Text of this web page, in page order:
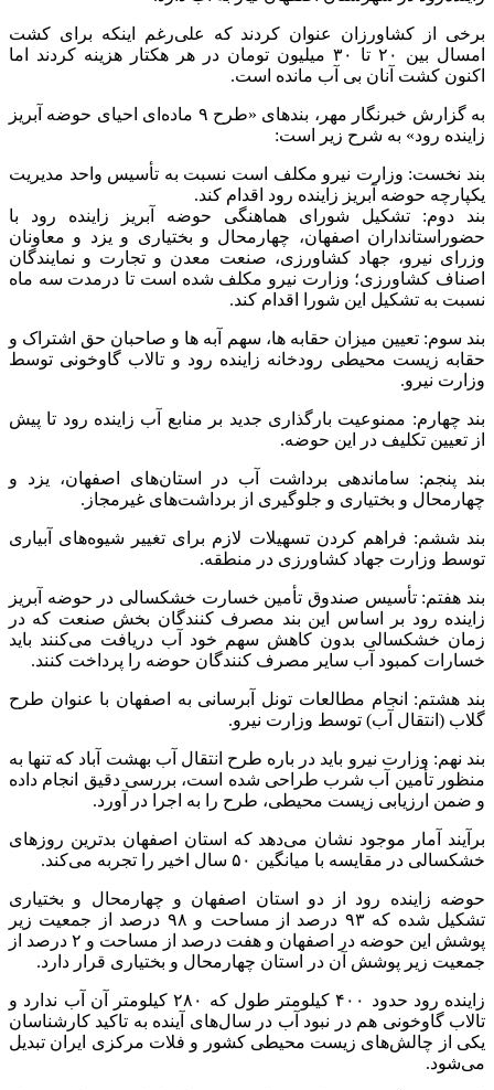
برخی از کشاورزان عنوان کردند که علی‌رغم اینکه برای کشت
امسال بین ۲۰ تا ۳۰ میلیون تومان در هر هکتار هزینه کردند اما
اکنون کشت آنان بی آب مانده است.
به گزارش خبرنگار مهر، بندهای «طرح ۹ ماده‌ای احیای حوضه آبریز
زاینده رود» به شرح زیر است:
بند نخست: وزارت نیرو مکلف است نسبت به تأسیس واحد مدیریت
یکپارچه حوضه آبریز زاینده رود اقدام کند.
بند دوم: تشکیل شورای هماهنگی حوضه آبریز زاینده رود با
حضوراستانداران اصفهان، چهارمحال و بختیاری و یزد و معاونان
وزرای نیرو، جهاد کشاورزی، صنعت معدن و تجارت و نمایندگان
اصناف کشاورزی؛ وزارت نیرو مکلف شده است تا درمدت سه ماه
نسبت به تشکیل این شورا اقدام کند.
بند سوم: تعیین میزان حقابه ها، سهم آبه ها و صاحبان حق اشتراک و
حقابه زیست محیطی رودخانه زاینده رود و تالاب گاوخونی توسط
وزارت نیرو.
بند چهارم: ممنوعیت بارگذاری جدید بر منابع آب زاینده رود تا پیش
از تعیین تکلیف در این حوضه.
بند پنجم: ساماندهی برداشت آب در استان‌های اصفهان، یزد و
چهارمحال و بختیاری و جلوگیری از برداشت‌های غیرمجاز.
بند ششم: فراهم کردن تسهیلات لازم برای تغییر شیوه‌های آبیاری
توسط وزارت جهاد کشاورزی در منطقه.
بند هفتم: تأسیس صندوق تأمین خسارت خشکسالی در حوضه آبریز
زاینده رود بر اساس این بند مصرف کنندگان بخش صنعت که در
زمان خشکسالی بدون کاهش سهم خود آب دریافت می‌کنند باید
خسارات کمبود آب سایر مصرف کنندگان حوضه را پرداخت کنند.
بند هشتم: انجام مطالعات تونل آبرسانی به اصفهان با عنوان طرح
گلاب (انتقال آب) توسط وزارت نیرو.
بند نهم: وزارت نیرو باید در باره طرح انتقال آب بهشت آباد که تنها به
منظور تأمین آب شرب طراحی شده است، بررسی دقیق انجام داده
و ضمن ارزیابی زیست محیطی، طرح را به اجرا در آورد.
برآیند آمار موجود نشان می‌دهد که استان اصفهان بدترین روزهای
خشکسالی در مقایسه با میانگین ۵۰ سال اخیر را تجربه می‌کند.
حوضه زاینده رود از دو استان اصفهان و چهارمحال و بختیاری
تشکیل شده که ۹۳ درصد از مساحت و ۹۸ درصد از جمعیت زیر
پوشش این حوضه در اصفهان و هفت درصد از مساحت و ۲ درصد از
جمعیت زیر پوشش آن در استان چهارمحال و بختیاری قرار دارد.
زاینده رود حدود ۴۰۰ کیلومتر طول که ۲۸۰ کیلومتر آن آب ندارد و
تالاب گاوخونی هم در نبود آب در سال‌های آینده به تاکید کارشناسان
یکی از چالش‌های زیست محیطی کشور و فلات مرکزی ایران تبدیل
می‌شود.